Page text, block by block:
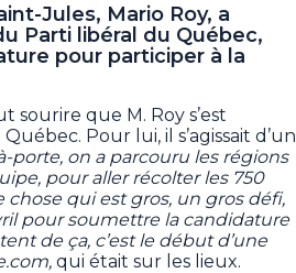
Jules, Mario Roy, a
Parti libéral du Québec,
pour participer à la
sourire que M. Roy s’est
Pour lui, il s’agissait d’un
porte, on a parcouru les régions
pour aller récolter les 750
chose qui est gros, un gros défi,
pour soumettre la candidature
de ça, c’est le début d’une
qui était sur les lieux.